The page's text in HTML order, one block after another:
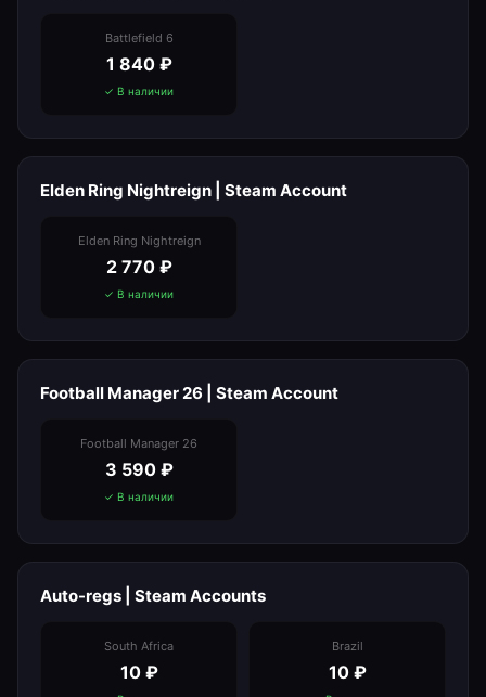
Battlefield 6
1 840₽
✓ В наличии
Elden Ring Nightreign | Steam Account
Elden Ring Nightreign
2 770₽
✓ В наличии
Football Manager 26 | Steam Account
Football Manager 26
3 590₽
✓ В наличии
Auto-regs | Steam Accounts
South Africa
10₽
Brazil
10₽